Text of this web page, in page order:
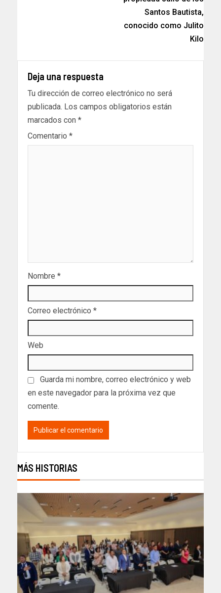
Santos Bautista,
conocido como Julito
Kilo
Deja una respuesta
Tu dirección de correo electrónico no será
publicada. Los campos obligatorios están
marcados con *
Comentario *
Nombre *
Correo electrónico *
Web
Guarda mi nombre, correo electrónico y web
en este navegador para la próxima vez que
comente.
MÁS HISTORIAS